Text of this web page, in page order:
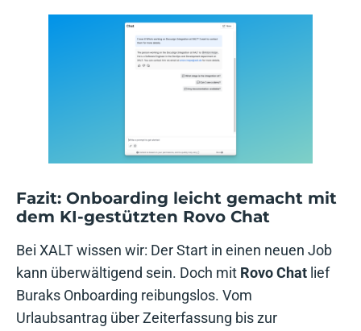
Fazit: Onboarding leicht gemacht mit
dem KI-gestützten Rovo Chat
Bei XALT wissen wir: Der Start in einen neuen Job
kann überwältigend sein. Doch mit Rovo Chat lief
Buraks Onboarding reibungslos. Vom
Urlaubsantrag über Zeiterfassung bis zur